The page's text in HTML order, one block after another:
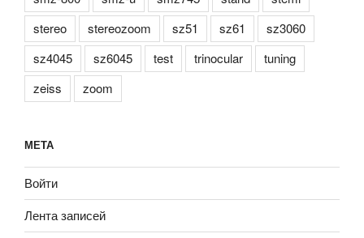
stereo
stereozoom sz51 sz61
sz3060
sz4045
sz6045 test trinocular
tuning
zeiss
zoom
МЕТА
Войти
Лента записей